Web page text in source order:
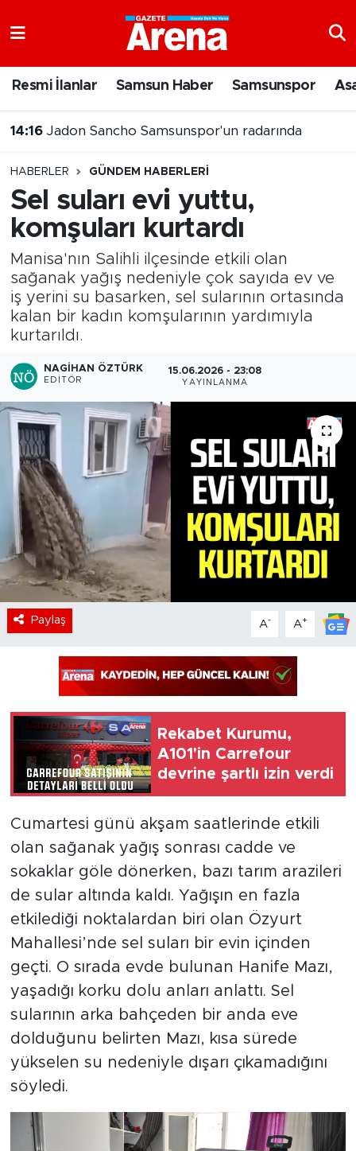
Resmi İlanlar Samsun Haber Samsunspor
14:16 Jadon Sancho Samsunspor'un radarında
HABERLER GÜNDEM HABERLERI
Sel suları evi yuttu,
komşuları kurtardı
Manisa'nın Salihli ilçesinde etkili olan
sağanak yağış nedeniyle çok sayıda ev ve
iş yerini su basarken, sel sularının ortasında
kalan bir kadın komşularının yardımıyla
kurtarıldı.
NAGIHAN ÖZTÜRK
EDITÖR
15.06.2026 - 23:08
YAYINLANMA
Paylaş A- A+
Rekabet Kurumu,
A101'in Carrefour
devrine şartlı izin verdi
Cumartesi günü akşam saatlerinde etkili
olan sağanak yağış sonrası cadde ve
sokaklar göle dönerken, bazı tarım arazileri
de sular altında kaldı. Yağışın en fazla
etkilediği noktalardan biri olan Özyurt
Mahallesi’nde sel suları bir evin içinden
geçti. O sırada evde bulunan Hanife Mazı,
yaşadığı korku dolu anları anlattı. Sel
sularının arka bahçeden bir anda eve
dolduğunu belirten Mazı, kısa sürede
yükselen su nedeniyle dışarı çıkamadığını
söyledi.
Samsun Namaz Vakitleri
Süper Lig Puan Durumu ve Fikstür
Tüm Manşetler
Son Dakika Haberleri
Haber Arşivi